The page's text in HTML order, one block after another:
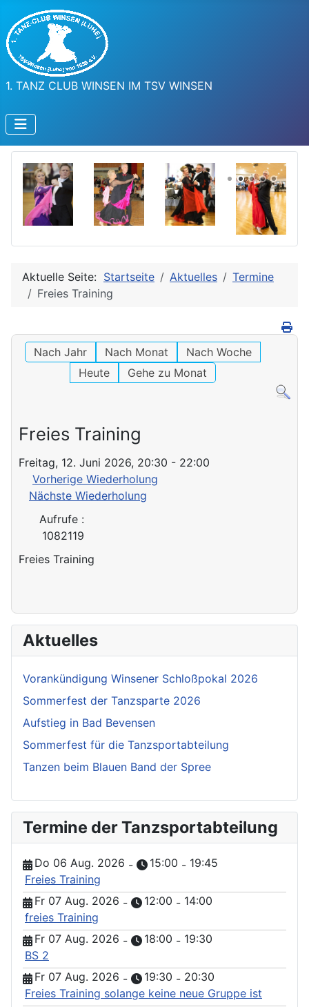
1. TANZ CLUB WINSEN IM TSV WINSEN
Aktuelle Seite: Startseite Aktuelles
Termine
Freies Training
Nach Jahr Nach Monat
Nach Woche
Heute
Gehe zu Monat
Freies Training
Freitag, 12. Juni 2026, 20:30 - 22:00
Vorherige Wiederholung
Nächste Wiederholung
Aufrufe:
1082119
Freies Training
Aktuelles
Vorankündigung Winsener Schloßpokal 2026
Sommerfest der Tanzsparte 2026
Aufstieg in Bad Bevensen
Sommerfest für die Tanzsportabteilung
Tanzen beim Blauen Band der Spree
Termine der Tanzsportabteilung
Do 06 Aug. 2026 - 15:00 - 19:45
Freies Training
Fr 07 Aug. 2026 - 12:00 - 14:00
freies Training
Fr 07 Aug. 2026 - 18:00 - 19:30
BS 2
Fr 07 Aug. 2026 - 19:30 - 20:30
Freies Training solange keine neue Gruppe ist